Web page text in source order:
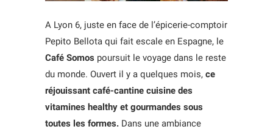
A Lyon 6, juste en face de l’épicerie-comptoir
Pepito Bellota qui fait escale en Espagne, le
Café Somos poursuit le voyage dans le reste
du monde. Ouvert il y a quelques mois, ce
réjouissant café-cantine cuisine des
vitamines healthy et gourmandes sous
toutes les formes. Dans une ambiance